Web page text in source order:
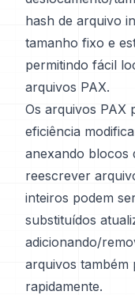
hash de arquivo
tamanho fixo e
permitindo fácil
arquivos PAX.
Os arquivos PAX
eficiência
anexando blocos
reescrever
inteiros podem
substituídos
adicionando/
arquivos também
rapidamente.